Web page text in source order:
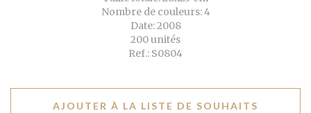
Nombre de couleurs: 4
Date: 2008
200 unités
Ref.: S0804
AJOUTER À LA LISTE DE SOUHAITS